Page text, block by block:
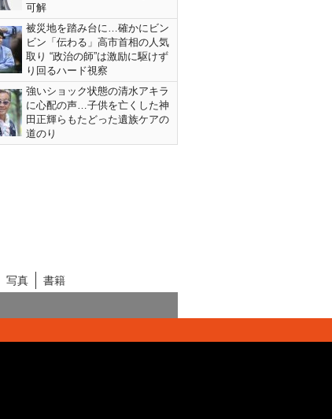
可解
被災地を踏み台に…確かにビン
ビン「伝わる」高市首相の人気
取り “政治の師”は激励に駆けず
り回るハード視察
強いショック状態の清水アキラ
に心配の声…子供を亡くした神
田正輝らもたどった遺族ケアの
道のり
写真
書籍